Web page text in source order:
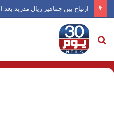
ارتياح بين جماهير ريال مدريد بعد
بحث
عن